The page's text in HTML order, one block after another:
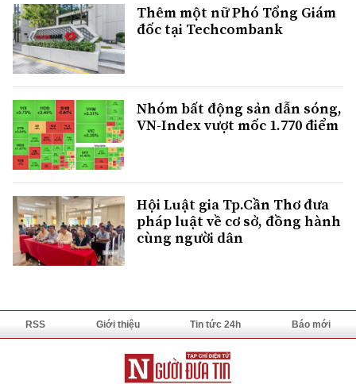
Thêm một nữ Phó Tổng Giám
đốc tại Techcombank
Nhóm bất động sản dẫn sóng,
VN-Index vượt mốc 1.770 điểm
Hội Luật gia Tp.Cần Thơ đưa
pháp luật về cơ sở, đồng hành
cùng người dân
RSS Giới thiệu Tin tức 24h Báo mới